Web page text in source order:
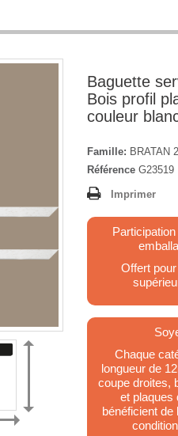
Baguette
Bois profil
couleur
Famille: BRATAN
Référence G23519
Imprimer
Offert
Chaque
longueur de
coupe droites,
et plaques
bénéficient de